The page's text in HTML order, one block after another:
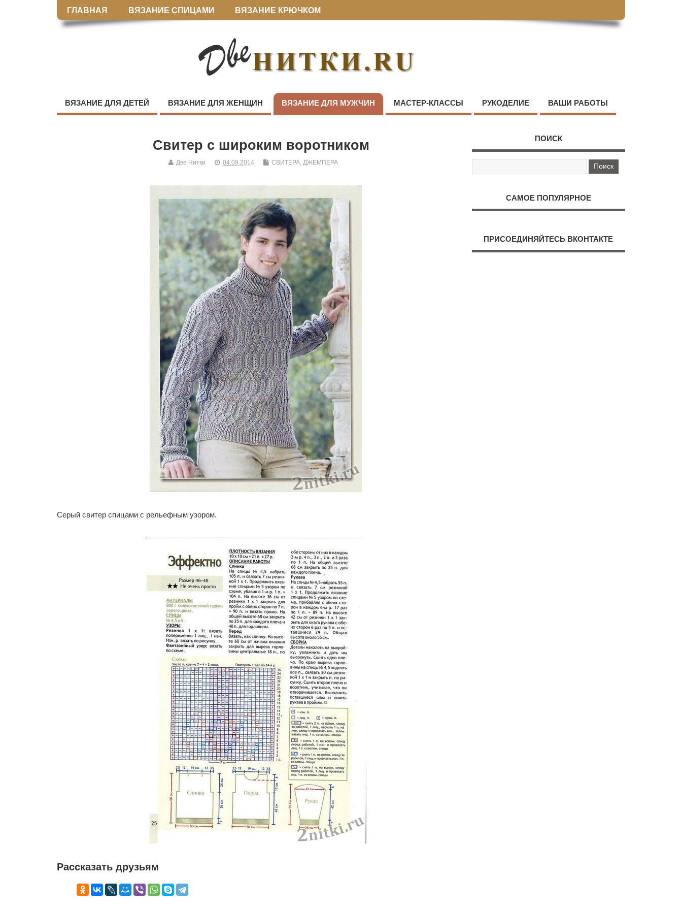
ГЛАВНАЯ ВЯЗАНИЕ СПИЦАМИ ВЯЗАНИЕ КРЮЧКОМ
ВЯЗАНИЕ ДЛЯ ДЕТЕЙ ВЯЗАНИЕ ДЛЯ ЖЕНЩИН ВЯЗАНИЕ ДЛЯ МУЖЧИН МАСТЕР-КЛАССЫ РУКОДЕЛИЕ ВАШИ РАБОТЫ
Свитер с широким воротником
Две Нитки 04.09.2014 СВИТЕРА, ДЖЕМПЕРА
Серый свитер спицами с рельефным узором.
Рассказать друзьям
ПОИСК
САМОЕ ПОПУЛЯРНОЕ
ПРИСОЕДИНЯЙТЕСЬ ВКОНТАКТЕ